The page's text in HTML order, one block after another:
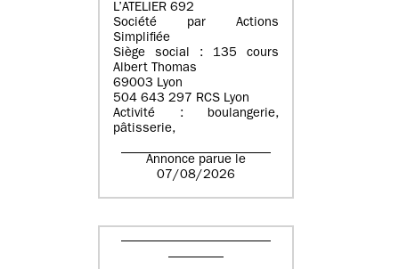
L’ATELIER 692
Société par Actions
Simplifiée
Siège social : 135 cours
Albert Thomas
69003 Lyon
504 643 297 RCS Lyon
Activité : boulangerie,
pâtisserie,
Annonce parue le
07/08/2026